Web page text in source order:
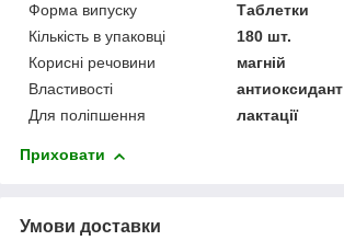
Форма випуску
Таблетки
Кількість в упаковці
180 шт.
Корисні речовини
магній
Властивості
антиоксидант
Для поліпшення
лактації
Приховати
Умови доставки